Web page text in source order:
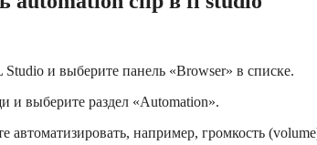
и выберите панель «Browser» в списке.
выберите раздел «Automation».
например, громкость